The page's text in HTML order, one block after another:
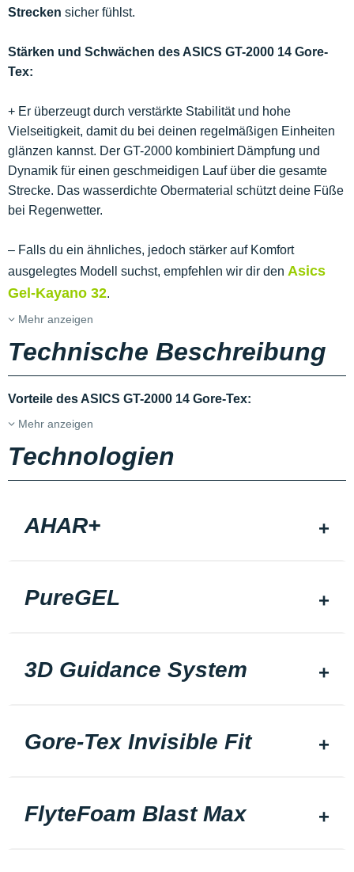
Strecken sicher fühlst.
Stärken und Schwächen des ASICS GT-2000 14 Gore-
Tex:
+ Er überzeugt durch verstärkte Stabilität und hohe
Vielseitigkeit, damit du bei deinen regelmäßigen Einheiten
glänzen kannst. Der GT-2000 kombiniert Dämpfung und
Dynamik für einen geschmeidigen Lauf über die gesamte
Strecke. Das wasserdichte Obermaterial schützt deine Füße
bei Regenwetter.
– Falls du ein ähnliches, jedoch stärker auf Komfort
ausgelegtes Modell suchst, empfehlen wir dir den Asics
Gel-Kayano 32.
Mehr anzeigen
Technische Beschreibung
Vorteile des ASICS GT-2000 14 Gore-Tex:
Mehr anzeigen
Technologien
AHAR+
PureGEL
3D Guidance System
Gore-Tex Invisible Fit
FlyteFoam Blast Max